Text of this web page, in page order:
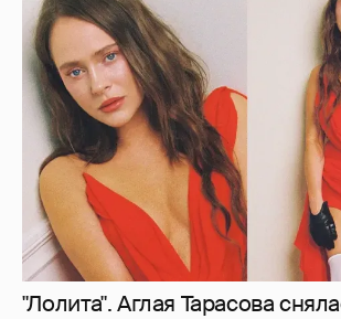
"Лолита". Аглая Тарасова
платье с декольте и чулках